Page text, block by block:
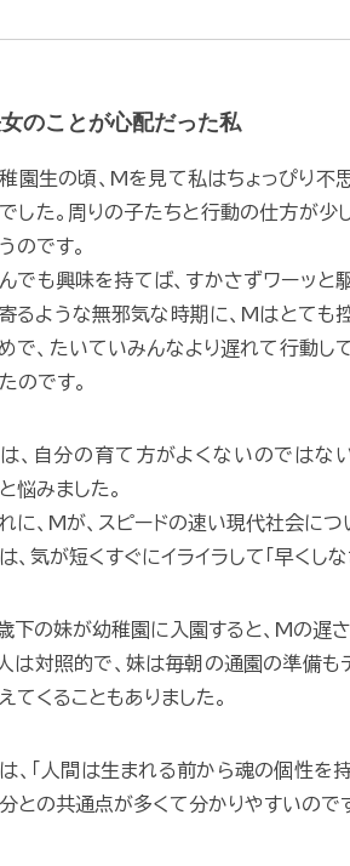
のことが心配だった私
園生の頃、Mを見て私はちょっぴり不
した。周りの子たちと行動の仕方が少
のです。
でも興味を持てば、すかさずワーッと
るような無邪気な時期に、Mはとても
で、たいていみんなより遅れて行動し
のです。
、自分の育て方がよくないのではな
悩みました。
に、Mが、スピードの速い現代社会に
、気が短くすぐにイライラして「早くし
下の妹が幼稚園に入園すると、Mの遅さ
は対照的で、妹は毎朝の通園の準備も
てくることもありました。
、「人間は生まれる前から魂の個性を持
との共通点が多くて分かりやすいので